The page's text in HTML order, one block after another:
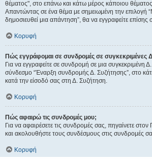
θέματος", στο επάνω και κάτω μέρος κάποιου
Απαντώντας σε ένα θέμα με σημειωμένη την επιλογή
δημοσιευθεί μια απάντηση”, θα να εγγραφείτε
Κορυφή
Πώς εγγράφομαι σε συνδρομές σε συγκεκριμένες
Για να εγγραφείτε σε συνδρομή σε μια συγκεκριμένη
σύνδεσμο “Έναρξη συνδρομής Δ. Συζήτησης”, στο
κατά την είσοδό σας στη Δ. Συζήτηση.
Κορυφή
Πώς αφαιρώ τις συνδρομές μου;
Για να αφαιρέσετε τις συνδρομές σας, πηγαίνετε
και ακολουθήστε τους συνδέσμους στις συνδρομές
Κορυφή